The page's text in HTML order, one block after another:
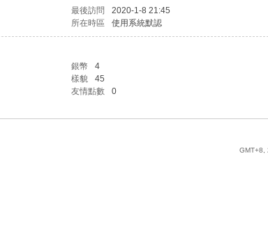
最後訪問
2020-1-8 21:45
所在時區 使用系統默認
銀幣
4
樣貌
45
友情點數 0
GMT+8,